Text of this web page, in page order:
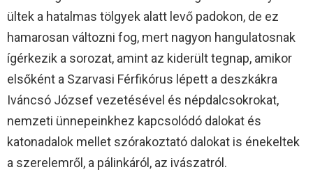
ültek a hatalmas tölgyek alatt levő padokon, de ez
hamarosan változni fog, mert nagyon hangulatosnak
ígérkezik a sorozat, amint az kiderült tegnap, amikor
elsőként a Szarvasi Férfikórus lépett a deszkákra
Iváncsó József vezetésével és népdalcsokrokat,
nemzeti ünnepeinkhez kapcsolódó dalokat és
katonadalok mellet szórakoztató dalokat is énekeltek
a szerelemről, a pálinkáról, az ivászatról.